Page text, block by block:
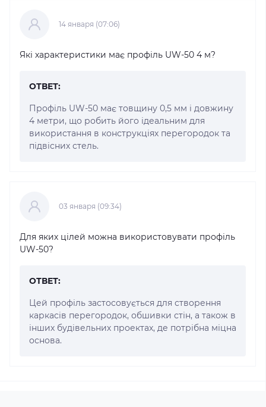
14 января (07:06)
Які характеристики має профіль UW-50 4 м?
ОТВЕТ:
Профіль UW-50 має товщину 0,5 мм і довжину
4 метри, що робить його ідеальним для
використання в конструкціях перегородок та
підвісних стель.
03 января (09:34)
Для яких цілей можна використовувати профіль
UW-50?
ОТВЕТ:
Цей профіль застосовується для створення
каркасів перегородок, обшивки стін, а також в
інших будівельних проектах, де потрібна міцна
основа.